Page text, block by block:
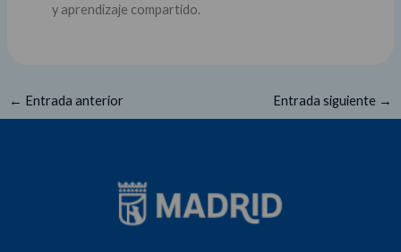
y aprendizaje compartido.
← Entrada anterior Entrada siguiente →